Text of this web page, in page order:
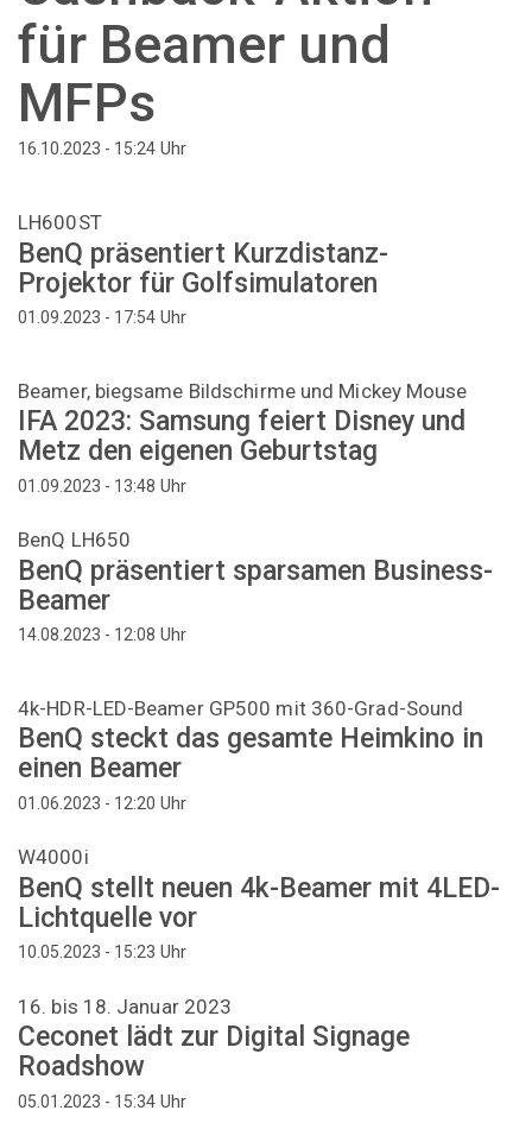
für Beamer und
MFPs
16.10.2023 - 15:24 Uhr
LH600ST
BenQ präsentiert Kurzdistanz-
Projektor für Golfsimulatoren
01.09.2023 - 17:54 Uhr
Beamer, biegsame Bildschirme und Mickey Mouse
IFA 2023: Samsung feiert Disney und
Metz den eigenen Geburtstag
01.09.2023 - 13:48 Uhr
BenQ LH650
BenQ präsentiert sparsamen Business-
Beamer
14.08.2023 - 12:08 Uhr
4k-HDR-LED-Beamer GP500 mit 360-Grad-Sound
BenQ steckt das gesamte Heimkino in
einen Beamer
01.06.2023 - 12:20 Uhr
W4000i
BenQ stellt neuen 4k-Beamer mit 4LED-
Lichtquelle vor
10.05.2023 - 15:23 Uhr
16. bis 18. Januar 2023
Ceconet lädt zur Digital Signage
Roadshow
05.01.2023 - 15:34 Uhr